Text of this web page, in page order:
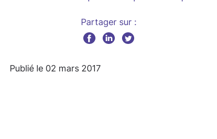
Partager sur :
Publié le 02 mars 2017